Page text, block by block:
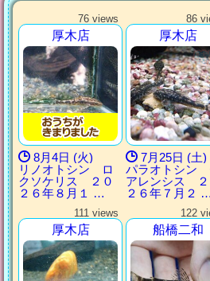
76 views
厚木店
8月4日 (火)
リノオトシン ロ
クソケリス ２０
２６年８月１ …
86
厚木店
7月25日 (土)
パラオトシン
アレンシス ２
２６年７月２ …
111 views
厚木店
122
船橋二和